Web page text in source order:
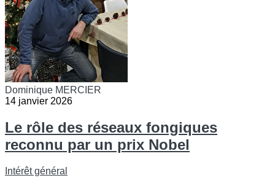
Dominique MERCIER
14 janvier 2026
Le rôle des réseaux fongiques
reconnu par un prix Nobel
Intérêt général